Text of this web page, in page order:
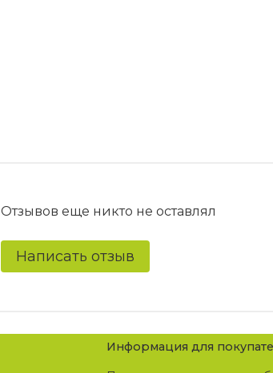
Отзывов еще никто не оставлял
Написать отзыв
Информация для